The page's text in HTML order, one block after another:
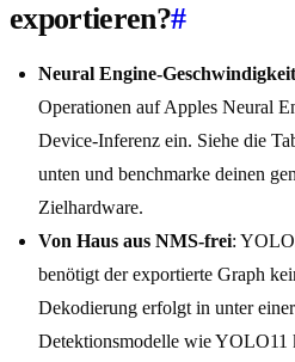
exportieren?#
Neural Engine-Geschwindigkeit
Operationen auf Apples Neural
Device-Inferenz ein. Siehe die
unten und benchmarke deinen
Zielhardware.
Von Haus aus NMS-frei:
benötigt der exportierte Graph
Dekodierung erfolgt in unter
Detektionsmodelle wie